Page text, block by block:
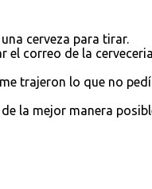
cerveza para tirar.
el correo de la
trajeron lo que no
la mejor manera